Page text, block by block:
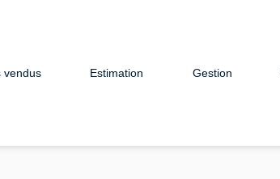
vendus Estimation Gestion